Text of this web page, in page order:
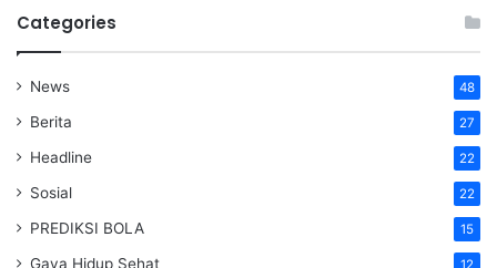
Categories
News 48
Berita 27
Headline 22
Sosial 22
PREDIKSI BOLA 15
Gaya Hidup Sehat 12